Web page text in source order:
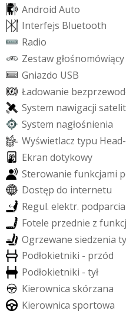
Android Auto
Interfejs Bluetooth
Radio
Zestaw głośnomówiący
Gniazdo USB
Ładowanie bezprzewod
System nawigacji satelit
System nagłośnienia
Wyświetlacz typu Head-
Ekran dotykowy
Sterowanie funkcjami p
Dostęp do internetu
Regul. elektr. podparcia
Fotele przednie z funkcj
Ogrzewane siedzenia ty
Podłokietniki - przód
Podłokietniki - tył
Kierownica skórzana
Kierownica sportowa